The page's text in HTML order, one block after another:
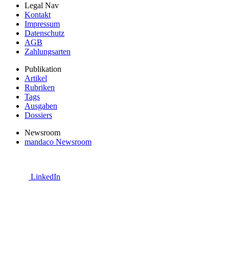
Legal Nav
Kontakt
Impressum
Datenschutz
AGB
Zahlungsarten
Publikation
Artikel
Rubriken
Tags
Ausgaben
Dossiers
Newsroom
mandaco Newsroom
LinkedIn